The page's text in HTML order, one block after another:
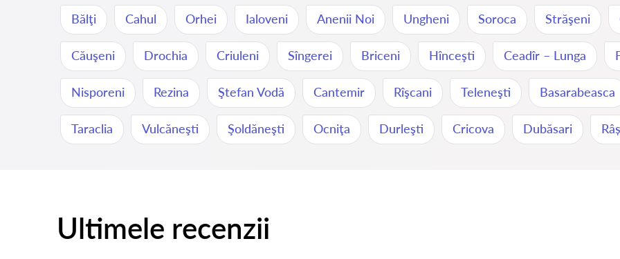
Bălţi Cahul Orhei Ialoveni Anenii Noi Ungheni Soroca Străşeni
Căuşeni Drochia Criuleni Sîngerei Briceni Hînceşti Ceadîr – Lunga
Nisporeni Rezina Ştefan Vodă Cantemir Rîşcani Teleneşti Basarabeasca
Taraclia Vulcăneşti Şoldăneşti Ocniţa Durleşti Cricova Dubăsari
Ultimele recenzii